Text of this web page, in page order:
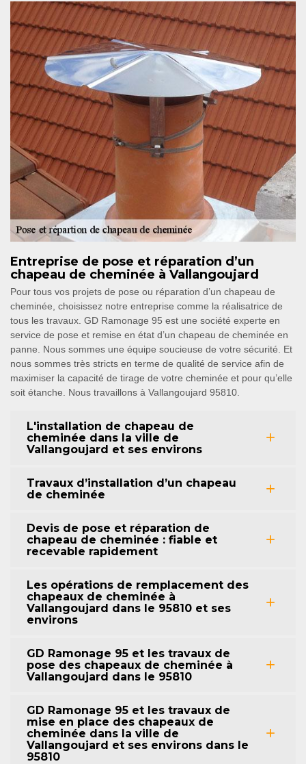
Entreprise de pose et réparation d’un
chapeau de cheminée à Vallangoujard
Pour tous vos projets de pose ou réparation d’un chapeau de
cheminée, choisissez notre entreprise comme la réalisatrice de
tous les travaux. GD Ramonage 95 est une société experte en
service de pose et remise en état d’un chapeau de cheminée en
panne. Nous sommes une équipe soucieuse de votre sécurité. Et
nous sommes très stricts en terme de qualité de service afin de
maximiser la capacité de tirage de votre cheminée et pour qu’elle
soit étanche. Nous travaillons à Vallangoujard 95810.
L'installation de chapeau de
cheminée dans la ville de
Vallangoujard et ses environs
Travaux d’installation d’un chapeau
de cheminée
Devis de pose et réparation de
chapeau de cheminée : fiable et
recevable rapidement
Les opérations de remplacement des
chapeaux de cheminée à
Vallangoujard dans le 95810 et ses
environs
GD Ramonage 95 et les travaux de
pose des chapeaux de cheminée à
Vallangoujard dans le 95810
GD Ramonage 95 et les travaux de
mise en place des chapeaux de
cheminée dans la ville de
Vallangoujard et ses environs dans le
95810